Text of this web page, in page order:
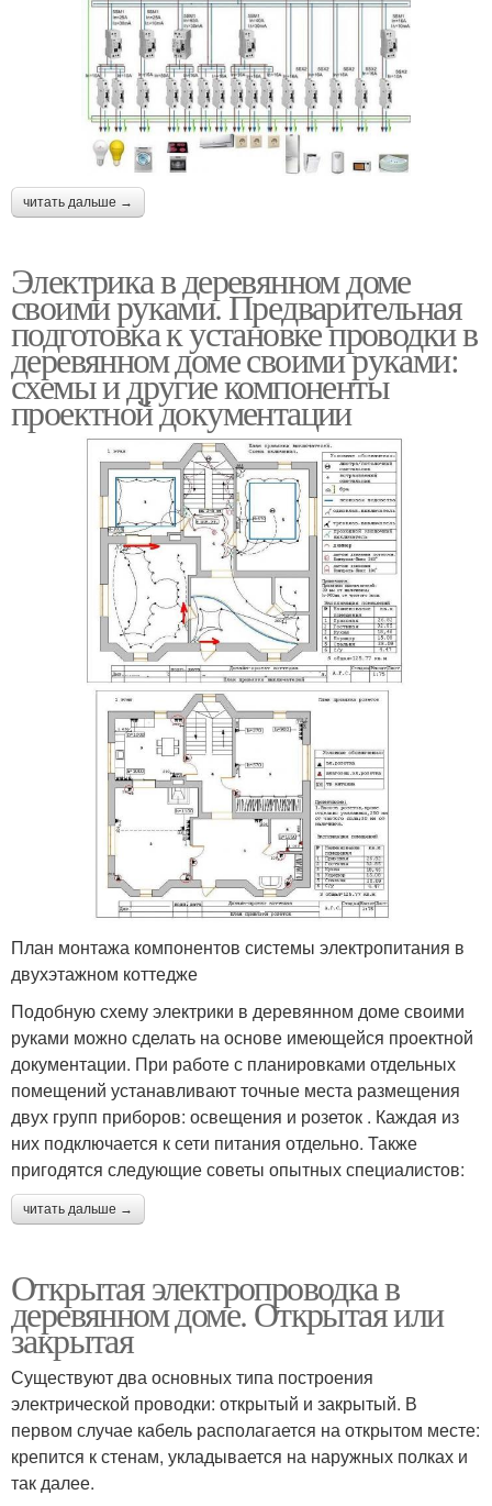
читать дальше →
Электрика в деревянном доме
своими руками. Предварительная
подготовка к установке проводки в
деревянном доме своими руками:
схемы и другие компоненты
проектной документации
План монтажа компонентов системы электропитания в
двухэтажном коттедже
Подобную схему электрики в деревянном доме своими
руками можно сделать на основе имеющейся проектной
документации. При работе с планировками отдельных
помещений устанавливают точные места размещения
двух групп приборов: освещения и розеток . Каждая из
них подключается к сети питания отдельно. Также
пригодятся следующие советы опытных специалистов:
читать дальше →
Открытая электропроводка в
деревянном доме. Открытая или
закрытая
Существуют два основных типа построения
электрической проводки: открытый и закрытый. В
первом случае кабель располагается на открытом месте:
крепится к стенам, укладывается на наружных полках и
так далее.